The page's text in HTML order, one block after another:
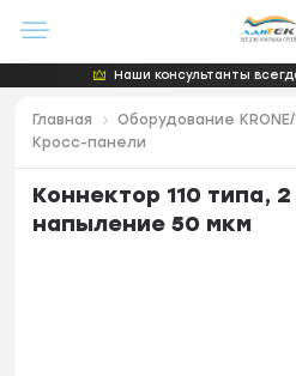
Наши консультанты
Главная
Оборудование KRONE/
Кросс-панели
Коннектор 110 типа,
напыление 50 мкм